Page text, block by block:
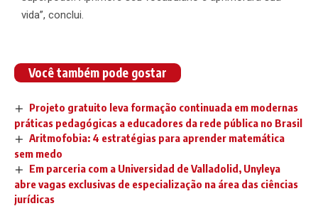
vida”, conclui.
Você também pode gostar
Projeto gratuito leva formação continuada em modernas
práticas pedagógicas a educadores da rede pública no Brasil
Aritmofobia: 4 estratégias para aprender matemática
sem medo
Em parceria com a Universidad de Valladolid, Unyleya
abre vagas exclusivas de especialização na área das ciências
jurídicas